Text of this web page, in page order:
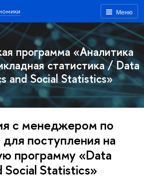
Меню
программа «Аналитика
статистика / Data
and Social Statistics»
с менеджером по
поступления на
программу «Data
Social Statistics»